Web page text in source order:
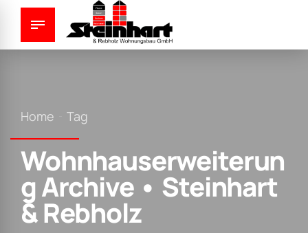
Home Tag
Wohnhauserweiterun
g Archive • Steinhart
& Rebholz